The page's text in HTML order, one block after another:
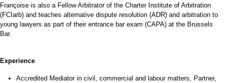
Françoise is also a Fellow Arbitrator of the Charter Institute of Arbitration
(FCIarb) and teaches alternative dispute resolution (ADR) and arbitration to
young lawyers as part of their entrance bar exam (CAPA) at the Brussels
Bar.
Experience
Accredited Mediator in civil, commercial and labour matters, Partner,